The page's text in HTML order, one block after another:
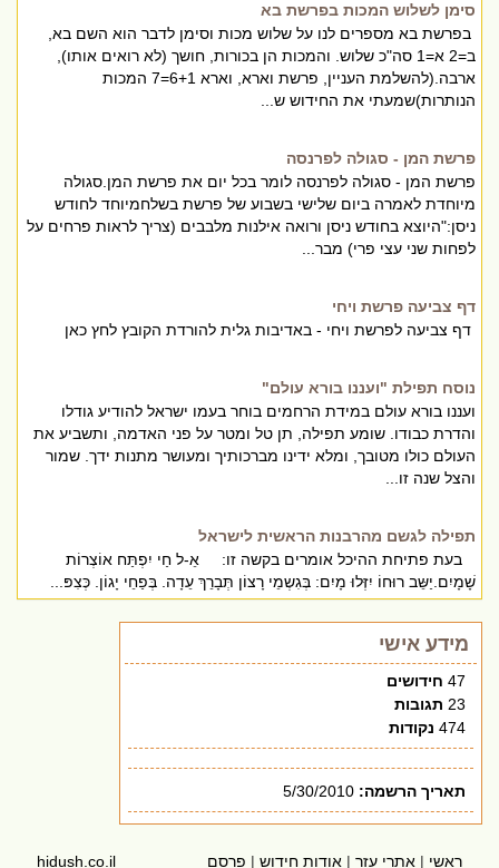
סימן לשלוש המכות בפרשת בא
בפרשת בא מספרים לנו על שלוש מכות וסימן לדבר הוא השם בא,
ב=2 א=1 סה"כ שלוש. והמכות הן בכורות, חושך (לא רואים אותו),
ארבה.(להשלמת העניין, פרשת וארא, וארא 6+1=7 המכות
הנותרות)שמעתי את החידוש ש...
פרשת המן - סגולה לפרנסה
פרשת המן - סגולה לפרנסה לומר בכל יום את פרשת המן.סגולה
מיוחדת לאמרה ביום שלישי בשבוע של פרשת בשלחמיוחד לחודש
ניסן:"היוצא בחודש ניסן ורואה אילנות מלבבים (צריך לראות פרחים על
לפחות שני עצי פרי) מבר...
דף צביעה פרשת ויחי
דף צביעה לפרשת ויחי - באדיבות גלית להורדת הקובץ לחץ כאן
נוסח תפילת "ועננו בורא עולם"
ועננו בורא עולם במידת הרחמים בוחר בעמו ישראל להודיע גודלו
והדרת כבודו. שומע תפילה, תן טל ומטר על פני האדמה, ותשביע את
העולם כולו מטובך, ומלא ידינו מברכותיך ומעושר מתנות ידך. שמור
והצל שנה זו...
תפילה לגשם מהרבנות הראשית לישראל
בעת פתיחת ההיכל אומרים בקשה זו: אֵ-ל חַי יִפְתַּח אוֹצְרוֹת
שָׁמָיִם.יַשֵּב רוּחוֹ יִזְּלוּ מָיִם: בְּגִשְמֵי רָצוֹן תְּבָרֵךְ עֵדָה. בְּפַחֵי יָגוֹן. כְּצִפּ...
מידע אישי
47 חידושים
23 תגובות
474 נקודות
תאריך הרשמה: 5/30/2010
ראשי | אתרי עזר | אודות חידוש | פרסם hidush.co.il